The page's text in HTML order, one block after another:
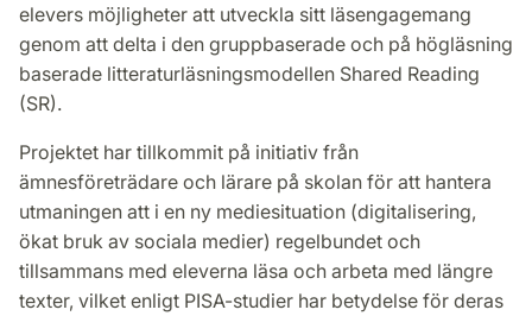
elevers möjligheter att utveckla sitt läsengagemang
genom att delta i den gruppbaserade och på högläsning
baserade litteraturläsningsmodellen Shared Reading
(SR).
Projektet har tillkommit på initiativ från
ämnesföreträdare och lärare på skolan för att hantera
utmaningen att i en ny mediesituation (digitalisering,
ökat bruk av sociala medier) regelbundet och
tillsammans med eleverna läsa och arbeta med längre
texter, vilket enligt PISA-studier har betydelse för deras